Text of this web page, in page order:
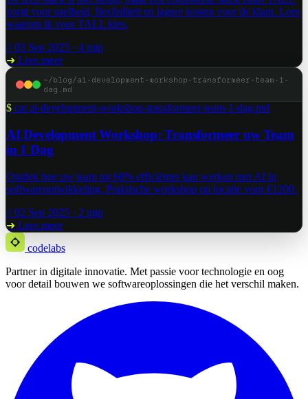
zorgt voor snelheid, flexibiliteit en lagere kosten voor de klant. Lees
waarom ik voor TALL kies.
// 03 Sep 2025 · 4 min
➜ Lees meer
~/blog/ai-development-workshop-transformeer-team-1-
dag.md
$ cat ai-development-workshop-transformeer-team-1-dag.md
AI Development Workshop: Transformeer uw Team
in 1 Dag
Ontdek hoe uw team tot 60% efficiënter kan werken met AI in
softwareontwikkeling. Praktische workshop op locatie voor €1200.
// 02 Sep 2025 · 2 min
➜ Lees meer
codelabs
Partner in digitale innovatie. Met passie voor technologie en oog
voor detail bouwen we softwareoplossingen die het verschil maken.